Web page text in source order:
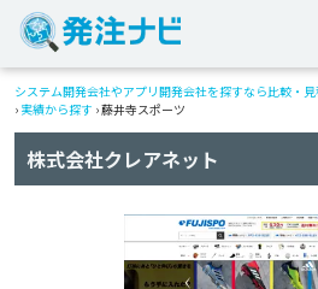
システム開発会社やアプリ開発会社を探すなら比較・見
› 実績から探す ›藤井寺スポーツ
株式会社クレアネット